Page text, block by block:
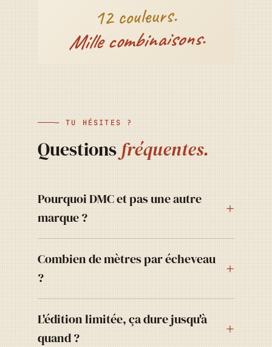
12 couleurs.
Mille combinaisons.
— TU HÉSITES ?
Questions fréquentes.
Pourquoi DMC et pas une autre
marque ?
Combien de mètres par écheveau
?
L'édition limitée, ça dure jusqu'à
quand ?